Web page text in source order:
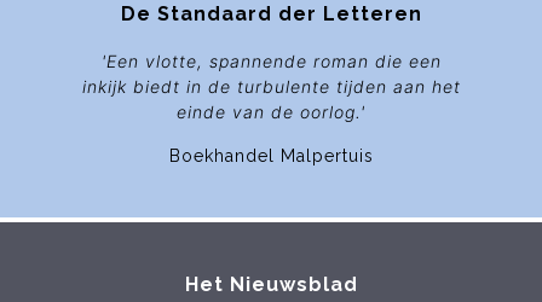
De Standaard der Letteren
'Een vlotte, spannende roman die een
inkijk biedt in de turbulente tijden aan het
einde van de oorlog.'
Boekhandel Malpertuis
Het Nieuwsblad